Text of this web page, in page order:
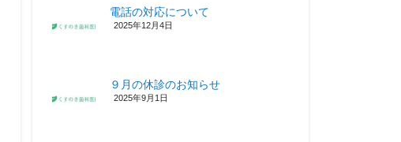
電話の対応について
2025年12月4日
９月の休診のお知らせ
2025年9月1日